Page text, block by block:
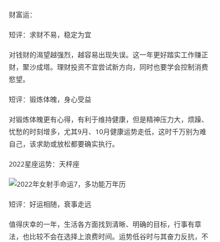
财富运：
短评：求财不易，稳定为宜
对钱财的渴望越强烈，越容易出现失误。这一年更好踏实工作赚正
财，聚沙成塔。理财投资不宜尝试新方向，同时也要学会控制消费
慾望。
短评：锻炼体魄，身心受益
对锻炼体魄更有心得，有利于维持健康，但是精神压力大，烦躁、
忧愁的时刻增多，尤其9月、10月健康运势走低，这时千万别为难
自己，该求助或放松都要确实执行。
2022星座运势：天枰座
短评：好运相随，衰事走远
值得庆幸的一年，生活各方面找到清晰、明确的目标，行事有章
法，也比较不会在选择上浪费时间。运势低谷时与其奋力反抗，不